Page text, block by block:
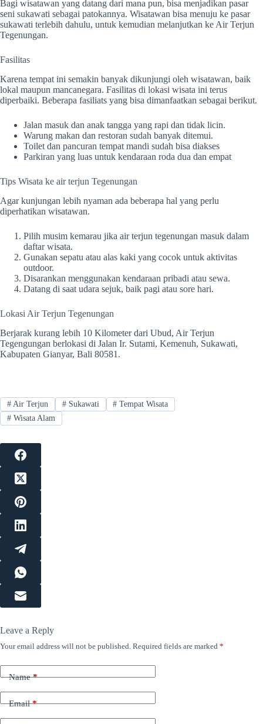
Bagi wisatawan yang datang dari mana pun, bisa menjadikan pasar
seni sukawati sebagai patokannya. Wisatawan bisa menuju ke pasar
sukawati terlebih dahulu, untuk kemudian melanjutkan ke Air Terjun
Tegenungan.
Fasilitas
Karena tempat ini semakin banyak dikunjungi oleh wisatawan, baik
lokal maupun mancanegara. Fasilitas di lokasi wisata ini terus
diperbaiki. Beberapa fasiliats yang bisa dimanfaatkan sebagai berikut.
Jalan masuk dan anak tangga yang rapi dan tidak licin.
Warung makan dan restoran sudah banyak ditemui.
Toilet dan pancuran tempat mandi sudah bisa diakses
Parkiran yang luas untuk kendaraan roda dua dan empat
Tips Wisata ke air terjun Tegenungan
Agar kunjungan lebih nyaman ada beberapa hal yang perlu
diperhatikan wisatawan.
Pilih musim kemarau jika air terjun tegenungan masuk dalam
daftar wisata.
Gunakan sepatu atau alas kaki yang cocok untuk aktivitas
outdoor.
Disarankan menggunakan kendaraan pribadi atau sewa.
Datang di saat udara sejuk, baik pagi atau sore hari.
Lokasi Air Terjun Tegenungan
Berjarak kurang lebih 10 Kilometer dari Ubud, Air Terjun
Tegengungan berlokasi di Jalan Ir. Sutami, Kemenuh, Sukawati,
Kabupaten Gianyar, Bali 80581.
#Air Terjun #Sukawati # Tempat Wisata
#Wisata Alam
Leave a Reply
Your email address will not be published. Required fields are marked *
Name*
Email*